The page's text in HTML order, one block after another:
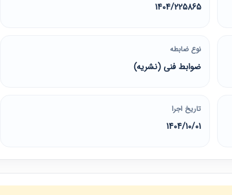
1404/225865
نوع ضابطه
ضوابط فنی (نشریه)
تاریخ اجرا
1404/10/01